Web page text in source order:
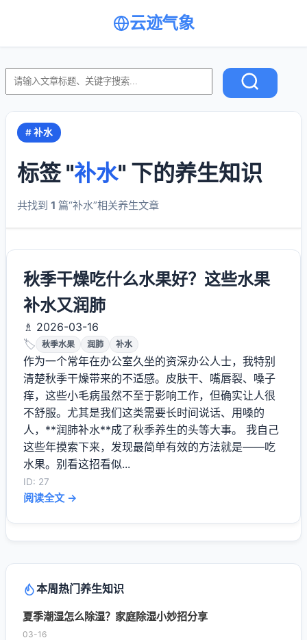
云迹气象
# 补水
标签 "补水" 下的养生知识
共找到 1 篇“补水”相关养生文章
秋季干燥吃什么水果好？这些水果
补水又润肺
♗ 2026-03-16
🏷️
秋季水果 润肺 补水
作为一个常年在办公室久坐的资深办公人士，我特别
清楚秋季干燥带来的不适感。皮肤干、嘴唇裂、嗓子
痒，这些小毛病虽然不至于影响工作，但确实让人很
不舒服。尤其是我们这类需要长时间说话、用嗓的
人，**润肺补水**成了秋季养生的头等大事。 我自己
这些年摸索下来，发现最简单有效的方法就是——吃
水果。别看这招看似...
ID: 27
阅读全文 →
本周热门养生知识
夏季潮湿怎么除湿？家庭除湿小妙招分享
03-16